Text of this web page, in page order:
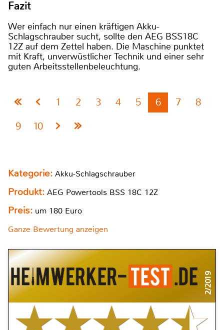
Fazit
Wer einfach nur einen kräftigen Akku-
Schlagschrauber sucht, sollte den AEG BSS18C
12Z auf dem Zettel haben. Die Maschine punktet
mit Kraft, unverwüstlicher Technik und einer sehr
guten Arbeitsstellenbeleuchtung.
1 2 3 4 5 6 7
8
9
10
Kategorie: Akku-Schlagschrauber
Produkt: AEG Powertools BSS 18C 12Z
Preis: um 180 Euro
Ganze Bewertung anzeigen
2/2019